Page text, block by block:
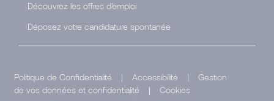
Découvrez les offres d'emploi
Déposez votre candidature spontanée
Politique de Confidentialité | Accessibilité |
Gestion
de vos données et confidentialité
|
Cookies